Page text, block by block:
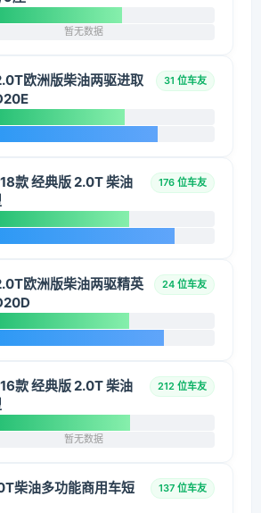
暂无数据
欧洲版柴油两驱进取
31 位车友
款 经典版 2.0T 柴油
176 位车友
欧洲版柴油两驱精英
24 位车友
款 经典版 2.0T 柴油
212 位车友
暂无数据
柴油多功能商用车短
137 位车友